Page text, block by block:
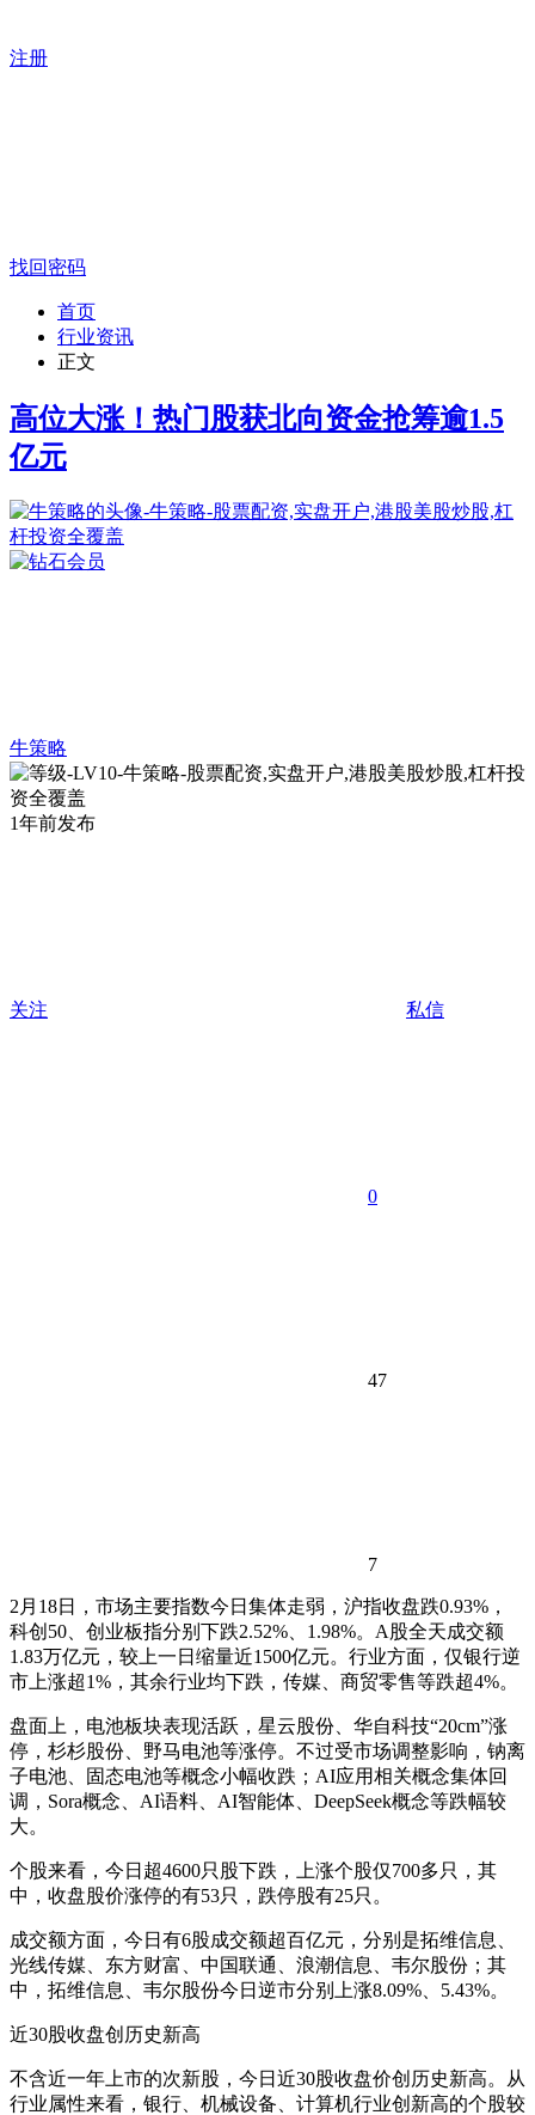
注册
找回密码
首页
行业资讯
正文
高位大涨！热门股获北向资金抢筹逾1.5
亿元
牛策略
1年前发布
关注 私信
0
47
7
2月18日，市场主要指数今日集体走弱，沪指收盘跌0.93%，
科创50、创业板指分别下跌2.52%、1.98%。A股全天成交额
1.83万亿元，较上一日缩量近1500亿元。行业方面，仅银行逆
市上涨超1%，其余行业均下跌，传媒、商贸零售等跌超4%。
盘面上，电池板块表现活跃，星云股份、华自科技“20cm”涨
停，杉杉股份、野马电池等涨停。不过受市场调整影响，钠离
子电池、固态电池等概念小幅收跌；AI应用相关概念集体回
调，Sora概念、AI语料、AI智能体、DeepSeek概念等跌幅较
大。
个股来看，今日超4600只股下跌，上涨个股仅700多只，其
中，收盘股价涨停的有53只，跌停股有25只。
成交额方面，今日有6股成交额超百亿元，分别是拓维信息、
光线传媒、东方财富、中国联通、浪潮信息、韦尔股份；其
中，拓维信息、韦尔股份今日逆市分别上涨8.09%、5.43%。
近30股收盘创历史新高
不含近一年上市的次新股，今日近30股收盘价创历史新高。从
行业属性来看，银行、机械设备、计算机行业创新高的个股较